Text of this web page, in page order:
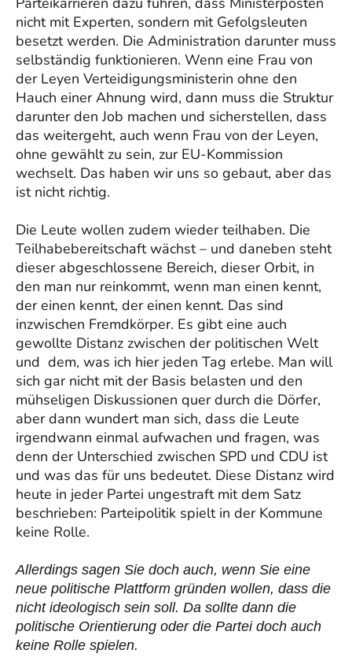
nicht mit Experten, sondern mit Gefolgsleuten
besetzt werden. Die Administration darunter muss
selbständig funktionieren. Wenn eine Frau von
der Leyen Verteidigungsministerin ohne den
Hauch einer Ahnung wird, dann muss die Struktur
darunter den Job machen und sicherstellen, dass
das weitergeht, auch wenn Frau von der Leyen,
ohne gewählt zu sein, zur EU-Kommission
wechselt. Das haben wir uns so gebaut, aber das
ist nicht richtig.
Die Leute wollen zudem wieder teilhaben. Die
Teilhabebereitschaft wächst – und daneben steht
dieser abgeschlossene Bereich, dieser Orbit, in
den man nur reinkommt, wenn man einen kennt,
der einen kennt, der einen kennt. Das sind
inzwischen Fremdkörper. Es gibt eine auch
gewollte Distanz zwischen der politischen Welt
und dem, was ich hier jeden Tag erlebe. Man will
sich gar nicht mit der Basis belasten und den
mühseligen Diskussionen quer durch die Dörfer,
aber dann wundert man sich, dass die Leute
irgendwann einmal aufwachen und fragen, was
denn der Unterschied zwischen SPD und CDU ist
und was das für uns bedeutet. Diese Distanz wird
heute in jeder Partei ungestraft mit dem Satz
beschrieben: Parteipolitik spielt in der Kommune
keine Rolle.
Allerdings sagen Sie doch auch, wenn Sie eine
neue politische Plattform gründen wollen, dass die
nicht ideologisch sein soll. Da sollte dann die
politische Orientierung oder die Partei doch auch
keine Rolle spielen.